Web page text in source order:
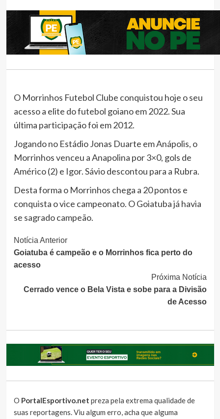
O Morrinhos Futebol Clube conquistou hoje o seu
acesso a elite do futebol goiano em 2022. Sua
última participação foi em 2012.
Jogando no Estádio Jonas Duarte em Anápolis, o
Morrinhos venceu a Anapolina por 3×0, gols de
Américo (2) e Igor. Sávio descontou para a Rubra.
Desta forma o Morrinhos chega a 20 pontos e
conquista o vice campeonato. O Goiatuba já havia
se sagrado campeão.
Continue
Lendo
Notícia Anterior
Goiatuba é campeão e o Morrinhos fica perto do
acesso
Próxima Notícia
Cerrado vence o Bela Vista e sobe para a Divisão
de Acesso
O PortalEsportivo.net preza pela extrema qualidade de
suas reportagens. Viu algum erro, acha que alguma